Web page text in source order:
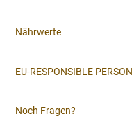
Nährwerte
EU-RESPONSIBLE PERSON
Noch Fragen?